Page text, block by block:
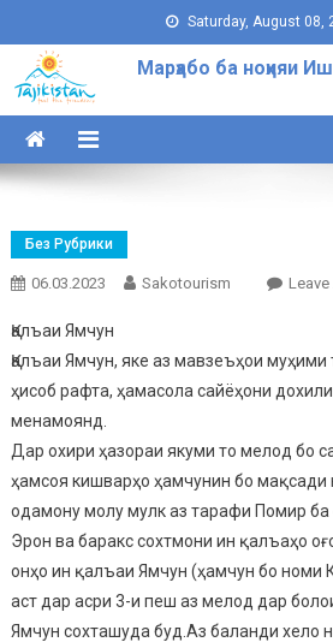
Saturday, August 08,
Марҳабо ба ноҳияи
Без Рубрики
06.03.2023 Sakotourism
Қалъаи Ямчун
Қалъаи Ямчун, яке аз мавзеъҳои
ҳисоб рафта, ҳамасола сайёҳони
менамоянд.
Дар охири ҳазораи якуми то мелод бо
ҳамсоя кишварҳо ҳамчунин бо мақсади
одамону молу мулк аз тарафи Помир ба
Эрон ва баракс сохтмони ин қалъаҳо
онҳо ин қалъаи Ямчун (ҳамчун бо
аст дар асри 3-и пеш аз мелод дар
Ямчун сохташуда буд.Аз баланди хело